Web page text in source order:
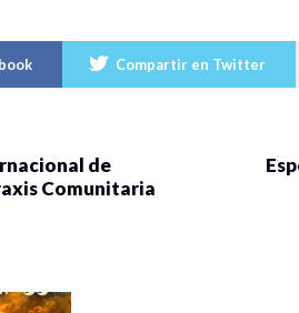
Compartir en Twitter
de
Comunitaria